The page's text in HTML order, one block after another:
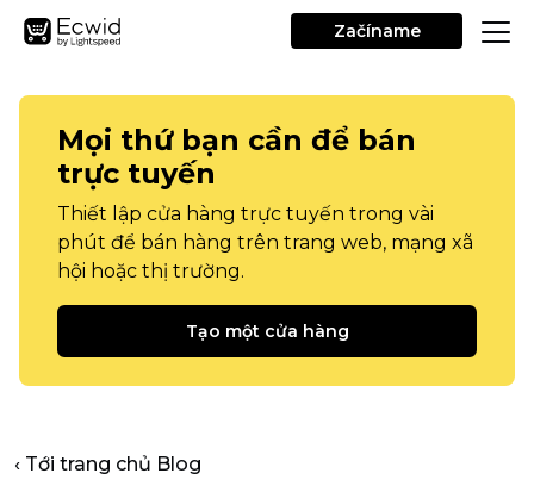
Začíname
Mọi thứ bạn cần để bán
trực tuyến
Thiết lập cửa hàng trực tuyến trong vài
phút để bán hàng trên trang web, mạng xã
hội hoặc thị trường.
Tạo một cửa hàng
‹ Tới trang chủ Blog